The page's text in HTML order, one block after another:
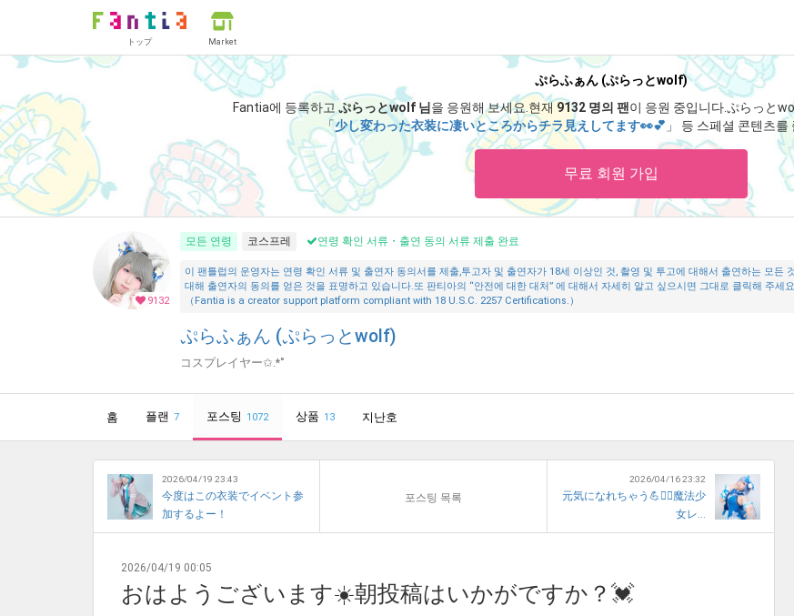
トップ Market
ぷらふぁん (ぷらっとwolf)
Fantia에 등록하고 ぷらっとwolf 님을 응원해 보세요. 현재 9132 명의 팬 이 응원 중입니다.ぷらっと
「少し変わった衣装に凄いところからチラ見えしてます👀💕 」 등 스페셜 콘텐츠
무료 회원 가입
9132
모든 연령 코스프레 연령 확인 서류・출연 동의 서류 제출 완료
이 팬틀럽의 운영자는 연령 확인 서류 및 출연자 동의서를 제출,투고자 및 출연자가 18세 이상인 것, 촬영 및 투고에 대해서 출연하는 모든
대해 출연자의 동의를 얻은 것을 표명하고 있습니다.또 판티아의 “안전에 대한 대처” 에 대해서 자세히 알고 싶으시면 그대로 클릭해 주세
（Fantia is a creator support platform compliant with 18 U.S.C. 2257 Certifications.）
ぷらふぁん (ぷらっとwolf)
コスプレイヤー✩.*˚
홈 플랜 7 포스팅 1072 상품 13 지난호
2026/04/19 23:43
今度はこの衣装でイベント参
加するよー！
포스팅 목록
2026/04/16 23:32
元気になれちゃう💪❤️‍🔥魔法少
女レ...
2026/04/19 00:05
おはようございます☀️朝投稿はいかがですか？💓